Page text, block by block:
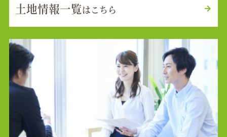
土地情報一覧はこちら